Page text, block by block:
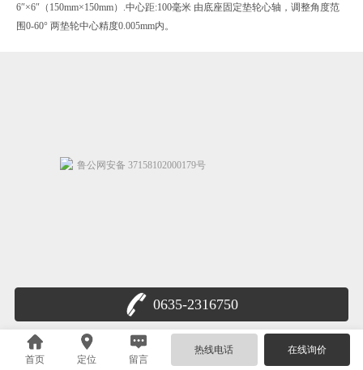
6″×6″（150mm×150mm）.中心距:100毫米 由底座固定垫轮心轴，调整角度范
围0-60° 两垫轮中心精度0.005mm内。
0635-2316750
首页 定位 留言
热线电话 在线询价
鲁公网安备 37158102000179号